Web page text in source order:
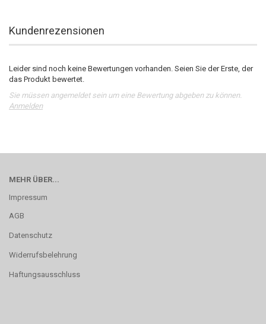
Kundenrezensionen
Leider sind noch keine Bewertungen vorhanden. Seien Sie der Erste, der
das Produkt bewertet.
Sie müssen angemeldet sein um eine Bewertung abgeben zu können.
Anmelden
MEHR ÜBER...
Impressum
AGB
Datenschutz
Widerrufsbelehrung
Haftungsausschluss